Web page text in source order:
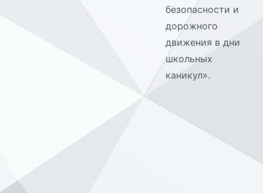
безопасности и
дорожного
движения в дни
школьных
каникул».